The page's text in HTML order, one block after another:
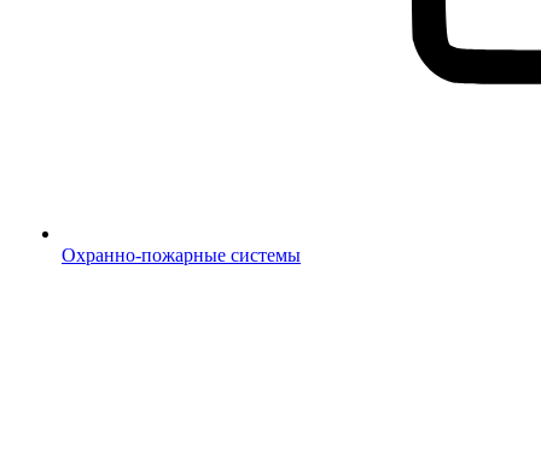
Охранно-пожарные системы